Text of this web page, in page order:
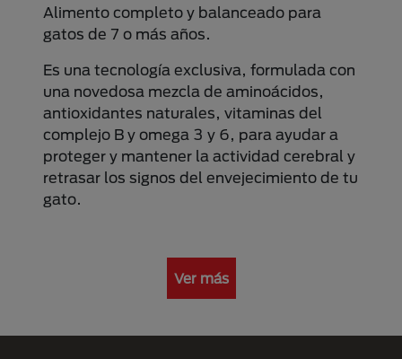
Alimento completo y balanceado para
gatos de 7 o más años.
Es una tecnología exclusiva, formulada con
una novedosa mezcla de aminoácidos,
antioxidantes naturales, vitaminas del
complejo B y omega 3 y 6, para ayudar a
proteger y mantener la actividad cerebral y
retrasar los signos del envejecimiento de tu
gato.
Ver más